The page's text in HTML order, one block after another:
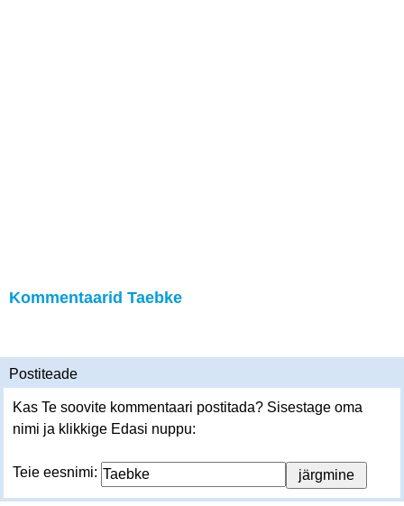
Kommentaarid Taebke
Postiteade
Kas Te soovite kommentaari postitada? Sisestage oma
nimi ja klikkige Edasi nuppu:
Teie eesnimi: